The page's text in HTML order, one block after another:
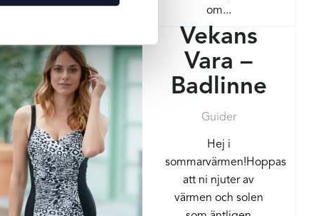
om...
Vekans
Vara –
Badlinne
Guider
Hej i
sommarvärmen!Hoppas
att ni njuter av
värmen och solen